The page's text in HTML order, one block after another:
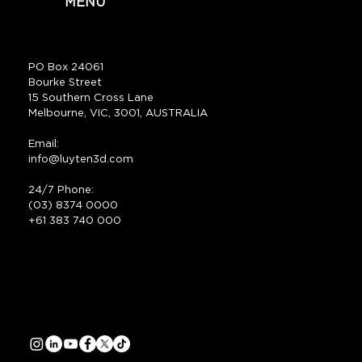
PO Box 24061
Bourke Street
15 Southern Cross Lane
Melbourne, VIC, 3001, AUSTRALIA
Email:
info@luyten3d.com
24/7 Phone:
(03) 8374 0000
+61 383 740 000